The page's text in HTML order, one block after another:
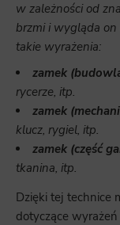
w zależności od
brzmi i wygląda
takie wyrażenia:
zamek
rycerze, itp.
zamek
klucz, rygiel, itp.
zamek (część
tkanina, itp.
Dzięki tej technice
dotyczące